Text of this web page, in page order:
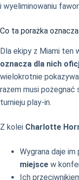
i wyeliminowaniu
Co ta porażka
Dla ekipy z Miami ten
oznacza dla nich
wielokrotnie
razem musi pożegnać
turnieju play-in.
Z kolei Charlotte
Wygrana daje
miejsce w
Ich